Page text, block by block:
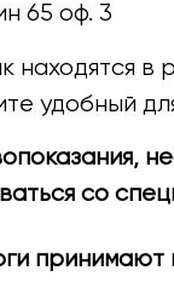
65 оф. 3
находятся в
удобный
со
принимают